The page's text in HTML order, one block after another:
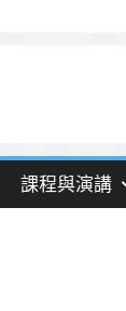
課程與演講